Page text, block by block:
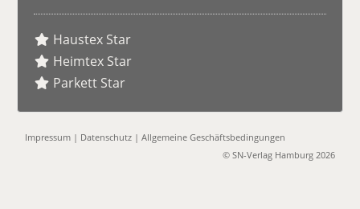
Haustex Star
Heimtex Star
Parkett Star
Impressum | Datenschutz |Allgemeine Geschäftsbedingungen
© SN-Verlag Hamburg 2026